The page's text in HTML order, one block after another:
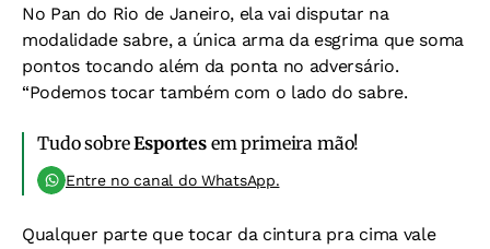
No Pan do Rio de Janeiro, ela vai disputar na
modalidade sabre, a única arma da esgrima que soma
pontos tocando além da ponta no adversário.
“Podemos tocar também com o lado do sabre.
Tudo sobreEsportesem primeira mão!
Entre no canal do WhatsApp.
Qualquer parte que tocar da cintura pra cima vale